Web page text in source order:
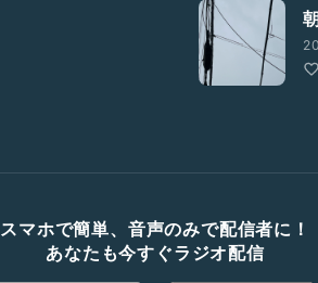
スマホで簡単、音声のみで配信者に！
あなたも今すぐラジオ配信